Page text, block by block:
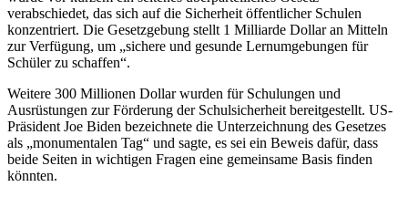
verabschiedet, das sich auf die Sicherheit öffentlicher Schulen
konzentriert. Die Gesetzgebung stellt 1 Milliarde Dollar an Mitteln
zur Verfügung, um „sichere und gesunde Lernumgebungen für
Schüler zu schaffen“.
Weitere 300 Millionen Dollar wurden für Schulungen und
Ausrüstungen zur Förderung der Schulsicherheit bereitgestellt. US-
Präsident Joe Biden bezeichnete die Unterzeichnung des Gesetzes
als „monumentalen Tag“ und sagte, es sei ein Beweis dafür, dass
beide Seiten in wichtigen Fragen eine gemeinsame Basis finden
könnten.